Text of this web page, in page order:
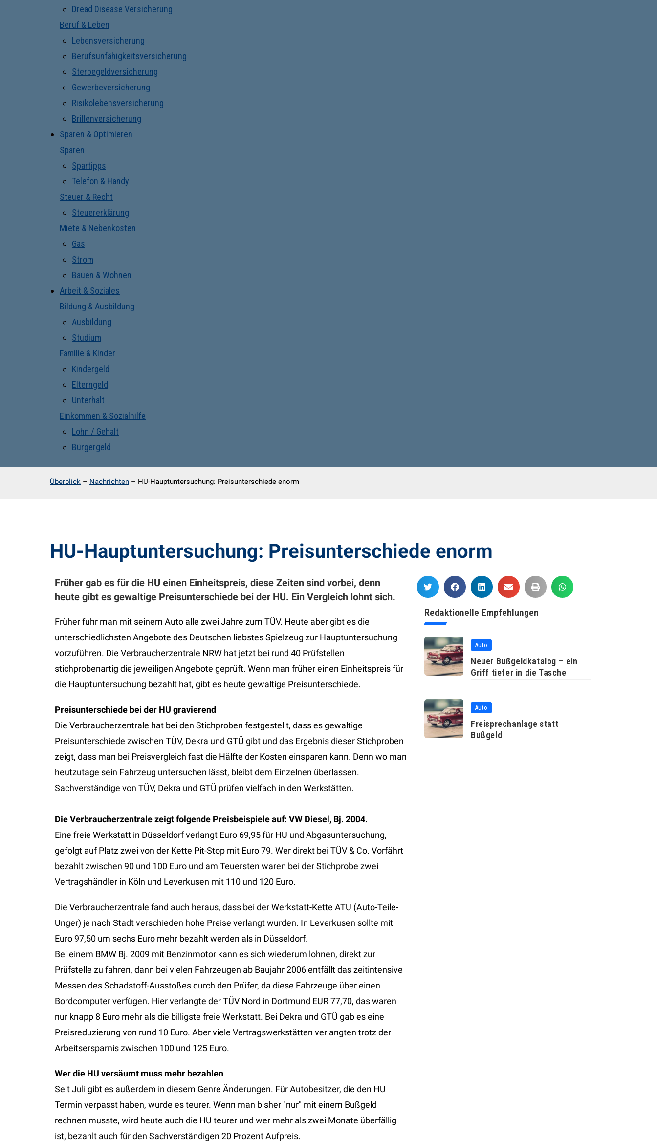
Dread Disease Versicherung
Beruf & Leben
Lebensversicherung
Berufsunfähigkeitsversicherung
Sterbegeldversicherung
Gewerbeversicherung
Risikolebensversicherung
Brillenversicherung
Sparen & Optimieren
Sparen
Spartipps
Telefon & Handy
Steuer & Recht
Steuererklärung
Miete & Nebenkosten
Gas
Strom
Bauen & Wohnen
Arbeit & Soziales
Bildung & Ausbildung
Ausbildung
Studium
Familie & Kinder
Kindergeld
Elterngeld
Unterhalt
Einkommen & Sozialhilfe
Lohn / Gehalt
Bürgergeld
Überblick – Nachrichten – HU-Hauptuntersuchung: Preisunterschiede enorm
HU-Hauptuntersuchung: Preisunterschiede enorm
Früher gab es für die HU einen Einheitspreis, diese Zeiten sind vorbei, denn
heute gibt es gewaltige Preisunterschiede bei der HU. Ein Vergleich lohnt sich.
Früher fuhr man mit seinem Auto alle zwei Jahre zum TÜV. Heute aber gibt es die
unterschiedlichsten Angebote des Deutschen liebstes Spielzeug zur Hauptuntersuchung
vorzuführen. Die Verbraucherzentrale NRW hat jetzt bei rund 40 Prüfstellen
stichprobenartig die jeweiligen Angebote geprüft. Wenn man früher einen Einheitspreis für
die Hauptuntersuchung bezahlt hat, gibt es heute gewaltige Preisunterschiede.
Preisunterschiede bei der HU gravierend
Die Verbraucherzentrale hat bei den Stichproben festgestellt, dass es gewaltige
Preisunterschiede zwischen TÜV, Dekra und GTÜ gibt und das Ergebnis dieser Stichproben
zeigt, dass man bei Preisvergleich fast die Hälfte der Kosten einsparen kann. Denn wo man
heutzutage sein Fahrzeug untersuchen lässt, bleibt dem Einzelnen überlassen.
Sachverständige von TÜV, Dekra und GTÜ prüfen vielfach in den Werkstätten.
Die Verbraucherzentrale zeigt folgende Preisbeispiele auf: VW Diesel, Bj. 2004.
Eine freie Werkstatt in Düsseldorf verlangt Euro 69,95 für HU und Abgasuntersuchung,
gefolgt auf Platz zwei von der Kette Pit-Stop mit Euro 79. Wer direkt bei TÜV & Co. Vorfährt
bezahlt zwischen 90 und 100 Euro und am Teuersten waren bei der Stichprobe zwei
Vertragshändler in Köln und Leverkusen mit 110 und 120 Euro.
Die Verbraucherzentrale fand auch heraus, dass bei der Werkstatt-Kette ATU (Auto-Teile-
Unger) je nach Stadt verschieden hohe Preise verlangt wurden. In Leverkusen sollte mit
Euro 97,50 um sechs Euro mehr bezahlt werden als in Düsseldorf.
Bei einem BMW Bj. 2009 mit Benzinmotor kann es sich wiederum lohnen, direkt zur
Prüfstelle zu fahren, dann bei vielen Fahrzeugen ab Baujahr 2006 entfällt das zeitintensive
Messen des Schadstoff-Ausstoßes durch den Prüfer, da diese Fahrzeuge über einen
Bordcomputer verfügen. Hier verlangte der TÜV Nord in Dortmund EUR 77,70, das waren
nur knapp 8 Euro mehr als die billigste freie Werkstatt. Bei Dekra und GTÜ gab es eine
Preisreduzierung von rund 10 Euro. Aber viele Vertragswerkstätten verlangten trotz der
Arbeitsersparnis zwischen 100 und 125 Euro.
Wer die HU versäumt muss mehr bezahlen
Seit Juli gibt es außerdem in diesem Genre Änderungen. Für Autobesitzer, die den HU
Termin verpasst haben, wurde es teurer. Wenn man bisher "nur" mit einem Bußgeld
rechnen musste, wird heute auch die HU teurer und wer mehr als zwei Monate überfällig
ist, bezahlt auch für den Sachverständigen 20 Prozent Aufpreis.
Redaktionelle Empfehlungen
Auto
Neuer Bußgeldkatalog – ein
Griff tiefer in die Tasche
Auto
Freisprechanlage statt
Bußgeld